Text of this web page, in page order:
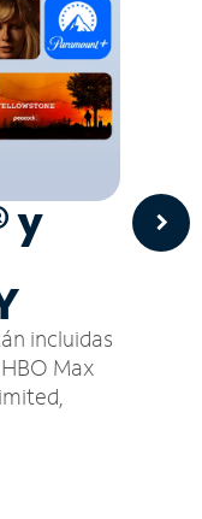
y
incluidas
Max